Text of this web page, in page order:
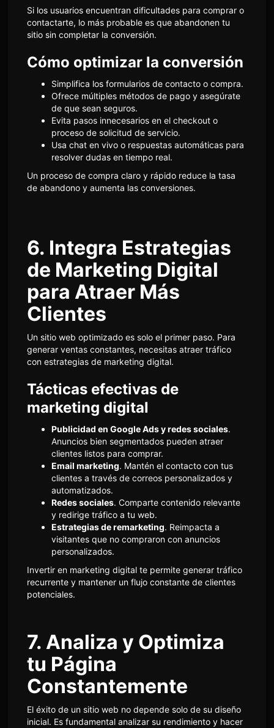
Si los usuarios encuentran dificultades para comprar o
contactarte, lo más probable es que abandonen tu
sitio sin completar la conversión.
Cómo optimizar la conversión
Simplifica los formularios de contacto o compra.
Ofrece múltiples métodos de pago y asegúrate
de que sean seguros.
Evita pasos innecesarios en el checkout o
proceso de solicitud de servicio.
Usa chat en vivo o respuestas automáticas para
resolver dudas en tiempo real.
Un proceso de compra claro y rápido reduce la tasa
de abandono y aumenta las conversiones.
6. Integra Estrategias
de Marketing Digital
para Atraer Más
Clientes
Un sitio web optimizado es solo el primer paso. Para
generar ventas constantes, necesitas atraer tráfico
con estrategias de marketing digital.
Tácticas efectivas de
marketing digital
Publicidad en Google Ads y redes sociales.
Anuncios bien segmentados pueden atraer
clientes listos para comprar.
Email marketing. Mantén el contacto con tus
clientes a través de correos personalizados y
automatizados.
Redes sociales. Comparte contenido relevante
y redirige tráfico a tu web.
Estrategias de remarketing. Reimpacta a
visitantes que no compraron con anuncios
personalizados.
Invertir en marketing digital te permite generar tráfico
recurrente y mantener un flujo constante de clientes
potenciales.
7. Analiza y Optimiza
tu Página
Constantemente
El éxito de un sitio web no depende solo de su diseño
inicial. Es fundamental analizar su rendimiento y hacer